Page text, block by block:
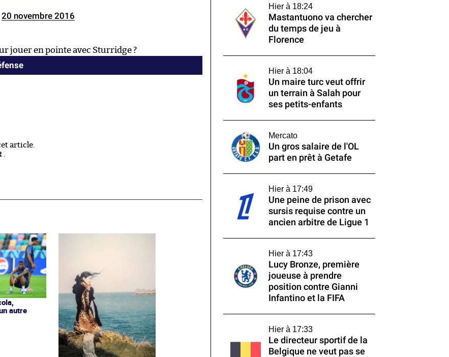
20 novembre 2016
jouer en pointe avec Sturridge ?
article.
.
autre
Hier à 18:24
Mastantuono va chercher
du temps de jeu à
Florence
Hier à 18:04
Un maire turc veut offrir
un terrain à Salah pour
ses petits-enfants
Mercato
Un gros salaire de l'OL
part en prêt à Getafe
Hier à 17:49
Une peine de prison avec
sursis requise contre un
ancien arbitre de Ligue 1
Hier à 17:43
Lucy Bronze, première
joueuse à prendre
position contre Gianni
Infantino et la FIFA
Hier à 17:33
Le directeur sportif de la
Belgique ne veut pas se